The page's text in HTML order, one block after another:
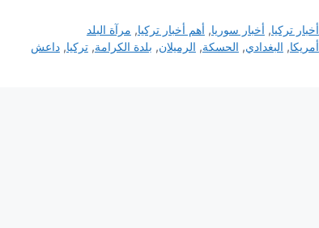
التصنيفات
أخبار تركيا, أخبار سوريا, أهم أخبار تركيا, مرآة البلد
الوسوم
أمريكا, البغدادي, الحسكة, الرميلان, بلدة الكرامة,تركيا,داعش